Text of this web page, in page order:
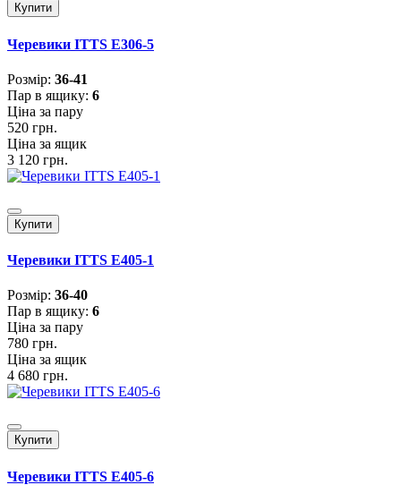
Купити
Черевики ITTS E306-5
Розмiр: 36-41
Пар в ящику: 6
Ціна за пару
520 грн.
Ціна за ящик
3 120 грн.
Купити
Черевики ITTS E405-1
Розмiр: 36-40
Пар в ящику: 6
Ціна за пару
780 грн.
Ціна за ящик
4 680 грн.
Купити
Черевики ITTS E405-6